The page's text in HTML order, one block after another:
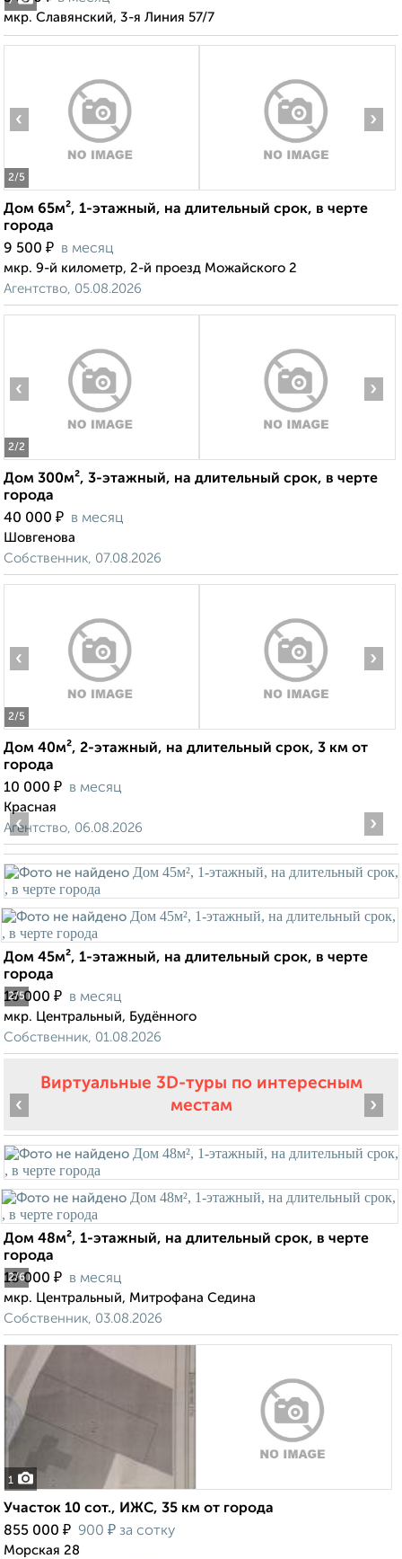
мкр. Славянский, 3-я Линия 57/7
2/5
‹ ›
Дом 65м², 1-этажный, на длительный срок, в черте
города
9 500 ₽ в месяц
мкр. 9-й километр, 2-й проезд Можайского 2
Агентство, 05.08.2026
2/2
‹ ›
Дом 300м², 3-этажный, на длительный срок, в черте
города
40 000 ₽ в месяц
Шовгенова
Собственник, 07.08.2026
2/5
‹ ›
Дом 40м², 2-этажный, на длительный срок, 3 км от
города
10 000 ₽ в месяц
Красная
Агентство, 06.08.2026
2/5
‹ ›
Дом 45м², 1-этажный, на длительный срок, в черте
города
16 000 ₽ в месяц
мкр. Центральный, Будённого
Собственник, 01.08.2026
Виртуальные 3D-туры по интересным
местам
2/6
‹ ›
Дом 48м², 1-этажный, на длительный срок, в черте
города
18 000 ₽ в месяц
мкр. Центральный, Митрофана Седина
Собственник, 03.08.2026
1
Участок 10 сот., ИЖС, 35 км от города
855 000 ₽ 900 ₽ за сотку
Морская 28